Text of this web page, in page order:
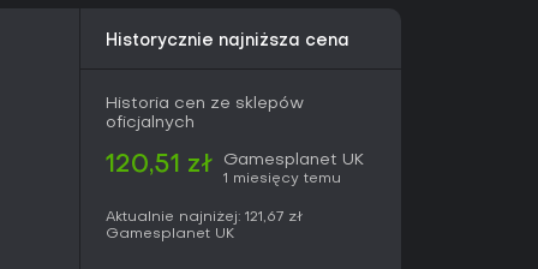
na zbieraniu surowców i interakcji ze
trafiają prosto do warsztatu, gdzie służą do
by uzyskać lepsze właściwości
na poruszanie się po mapie, jak i na
Historycznie najniższa cena
Historia cen ze sklepów
oficjalnych
120,51 zł Gamesplanet UK
1 miesięcy temu
Aktualnie najniżej: 121,67 zł
Gamesplanet UK